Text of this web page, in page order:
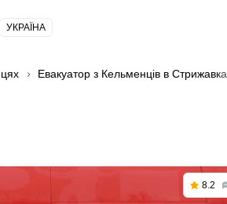
УКРАЇНА
Евакуатор з Кельменців в Стрижавка
8.2